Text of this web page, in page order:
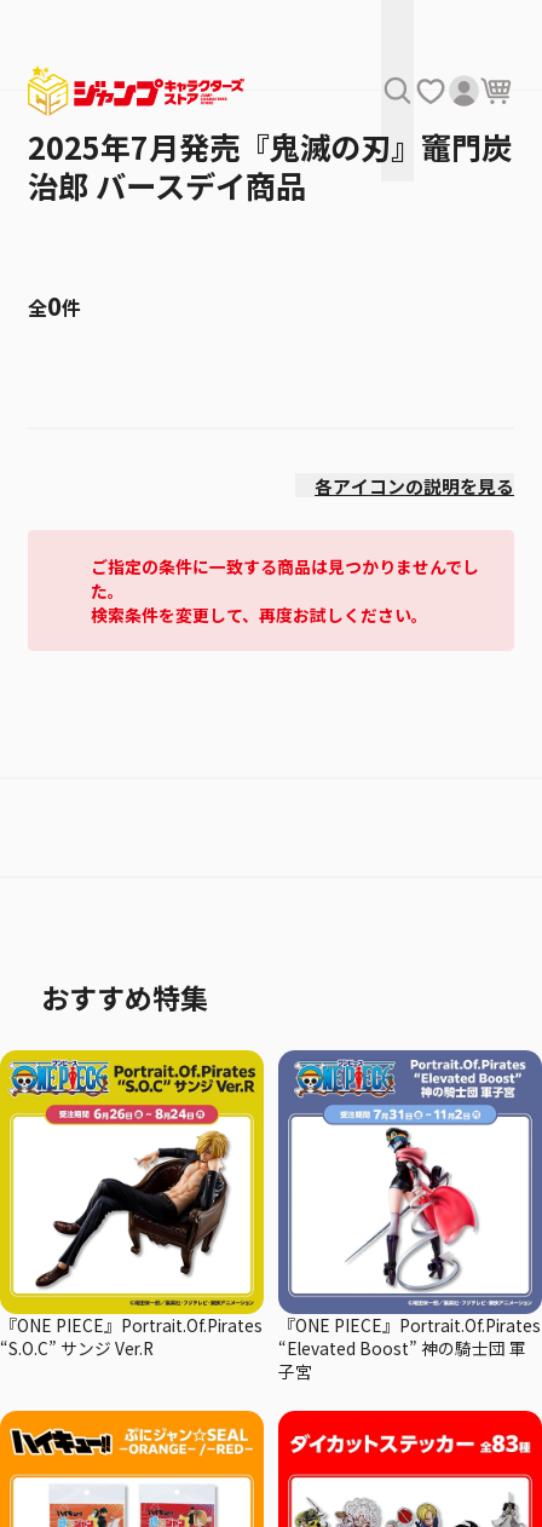
2025年7月発売『鬼滅の刃』竈門炭
治郎 バースデイ商品
全0件
各アイコンの説明を見る
ご指定の条件に一致する商品は見つかりませんでし
た。
検索条件を変更して、再度お試しください。
おすすめ特集
『ONE PIECE』Portrait.Of.Pirates
“S.O.C” サンジ Ver.R
『ONE PIECE』Portrait.Of.Pirates
“Elevated Boost” 神の騎士団 軍
子宮